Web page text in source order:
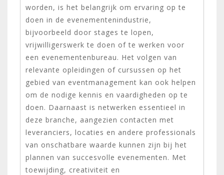
worden, is het belangrijk om ervaring op te
doen in de evenementenindustrie,
bijvoorbeeld door stages te lopen,
vrijwilligerswerk te doen of te werken voor
een evenementenbureau. Het volgen van
relevante opleidingen of cursussen op het
gebied van eventmanagement kan ook helpen
om de nodige kennis en vaardigheden op te
doen. Daarnaast is netwerken essentieel in
deze branche, aangezien contacten met
leveranciers, locaties en andere professionals
van onschatbare waarde kunnen zijn bij het
plannen van succesvolle evenementen. Met
toewijding, creativiteit en